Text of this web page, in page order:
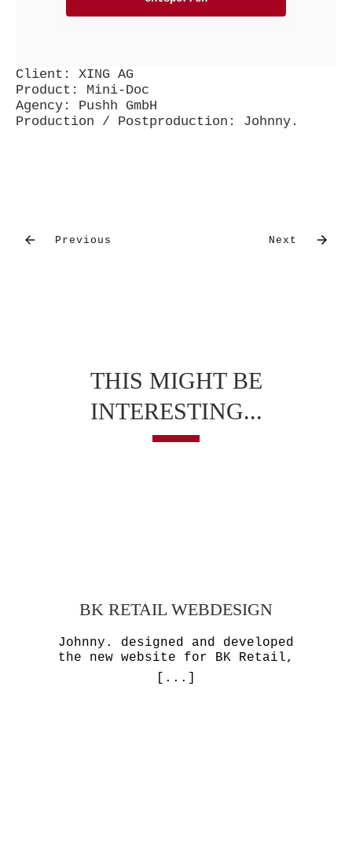
Client: XING AG
Product: Mini-Doc
Agency: Pushh GmbH
Production / Postproduction: Johnny.
Previous Next
THIS MIGHT BE
INTERESTING...
BK RETAIL WEBDESIGN
Johnny. designed and developed
the new website for BK Retail,
[...]